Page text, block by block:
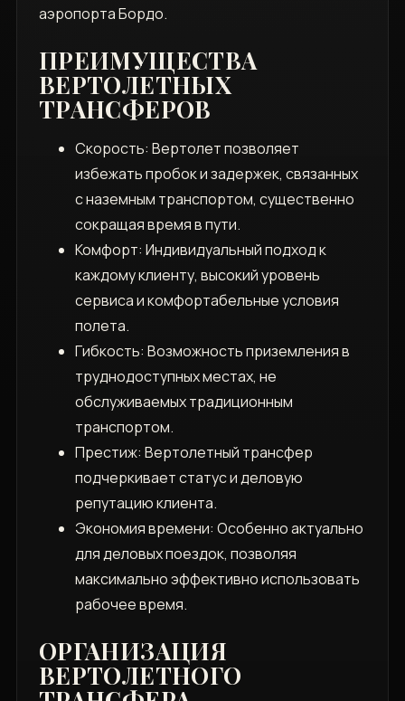
аэропорта Бордо.
ПРЕИМУЩЕСТВА
ВЕРТОЛЕТНЫХ
ТРАНСФЕРОВ
Скорость: Вертолет позволяет
избежать пробок и задержек, связанных
с наземным транспортом, существенно
сокращая время в пути.
Комфорт: Индивидуальный подход к
каждому клиенту, высокий уровень
сервиса и комфортабельные условия
полета.
Гибкость: Возможность приземления в
труднодоступных местах, не
обслуживаемых традиционным
транспортом.
Престиж: Вертолетный трансфер
подчеркивает статус и деловую
репутацию клиента.
Экономия времени: Особенно актуально
для деловых поездок, позволяя
максимально эффективно использовать
рабочее время.
ОРГАНИЗАЦИЯ
ВЕРТОЛЕТНОГО